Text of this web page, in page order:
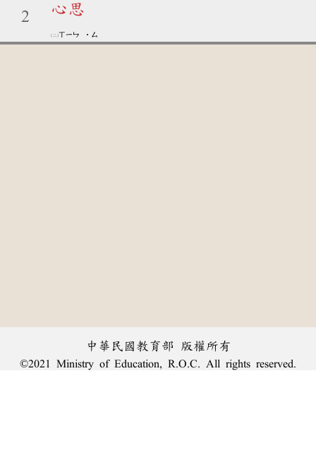
2 心思
ㄒㄧㄣ ˙ㄙ
中華民國教育部 版權所有
©2021 Ministry of Education, R.O.C. All rights reserved.